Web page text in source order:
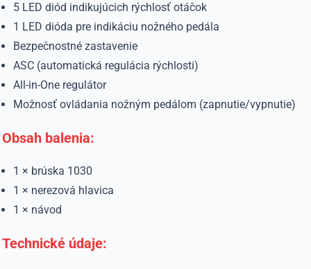
5 LED diód indikujúcich rýchlosť otáčok
1 LED dióda pre indikáciu nožného pedála
Bezpečnostné zastavenie
ASC (automatická regulácia rýchlosti)
All-in-One regulátor
Možnosť ovládania nožným pedálom (zapnutie/vypnutie)
Obsah balenia:
1 × brúska 1030
1 × nerezová hlavica
1 × návod
Technické údaje: